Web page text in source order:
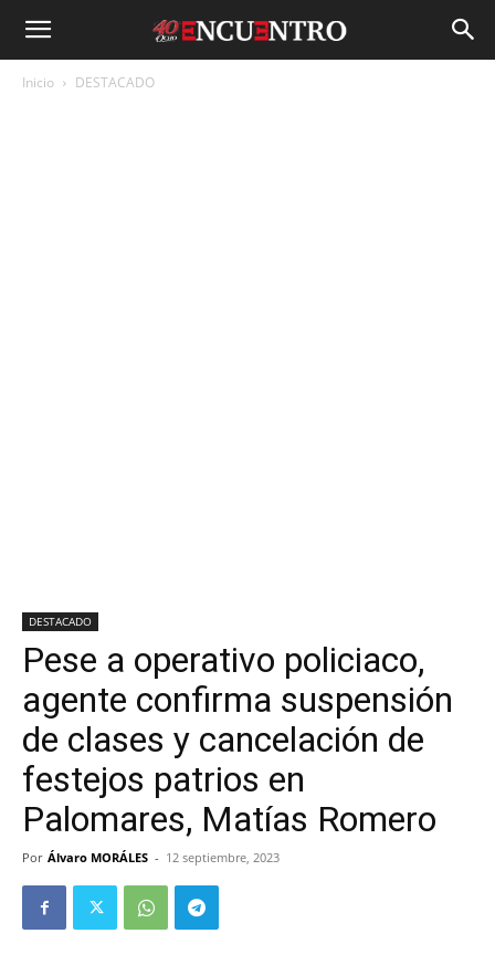
Inicio DESTACADO
DESTACADO
Pese a operativo policiaco,
agente confirma suspensión
de clases y cancelación de
festejos patrios en
Palomares, Matías Romero
Por Álvaro MORÁLES - 12 septiembre, 2023